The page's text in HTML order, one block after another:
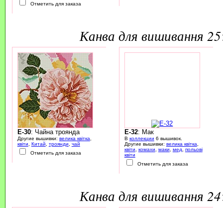
Отметить для заказа
канва для вишивання
E-30: Чайна троянда
Другие вышивки: велика квітка
квіти
Китай троянди
чай
Отметить для заказа
E-32: Мак
В коллекции 6 вышивок.
Другие вышивки: велика квітка
квіти
комахи маки мед
польові
квіти
Отметить для заказа
канва для вишивання